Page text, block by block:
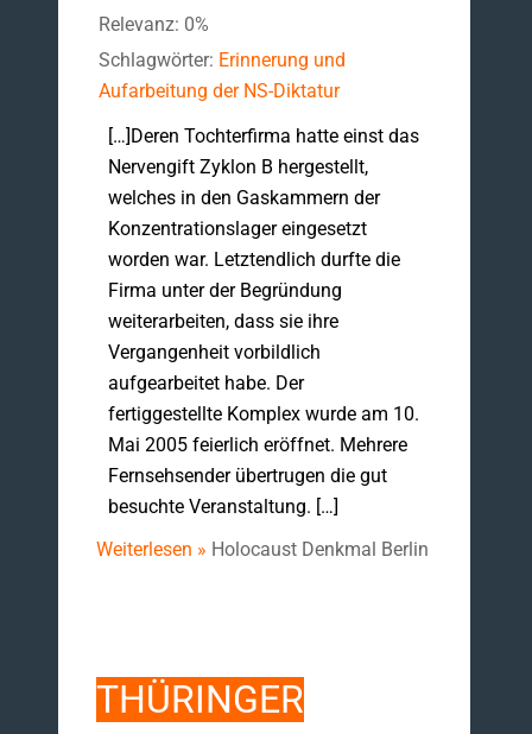
Relevanz: 0%
Schlagwörter: Erinnerung und
Aufarbeitung der NS-Diktatur
[…]Deren Tochterfirma hatte einst das
Nervengift Zyklon B hergestellt,
welches in den Gaskammern der
Konzentrationslager eingesetzt
worden war. Letztendlich durfte die
Firma unter der Begründung
weiterarbeiten, dass sie ihre
Vergangenheit vorbildlich
aufgearbeitet habe. Der
fertiggestellte Komplex wurde am 10.
Mai 2005 feierlich eröffnet. Mehrere
Fernsehsender übertrugen die gut
besuchte Veranstaltung. […]
Weiterlesen » Holocaust Denkmal Berlin
THÜRINGER